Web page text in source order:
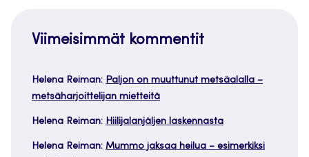
Viimeisimmät kommentit
Helena Reiman: Paljon on muuttunut metsäalalla –
metsäharjoittelijan mietteitä
Helena Reiman: Hiilijalanjäljen laskennasta
Helena Reiman: Mummo jaksaa heilua – esimerkiksi